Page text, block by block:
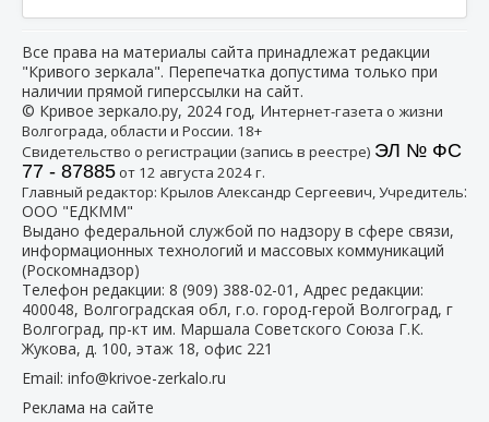
Все права на материалы сайта принадлежат редакции
"Кривого зеркала". Перепечатка допустима только при
наличии прямой гиперссылки на сайт.
© Кривое зеркало.ру, 2024 год, Интернет-газета о жизни
Волгограда, области и России. 18+
Свидетельство о регистрации (запись в реестре) ЭЛ № ФС
77 - 87885от 12 августа 2024 г.
Главный редактор: Крылов Александр Сергеевич, Учредитель:
ООО "ЕДКММ"
Выдано федеральной службой по надзору в сфере связи,
информационных технологий и массовых коммуникаций
(Роскомнадзор)
Телефон редакции: 8 (909) 388-02-01 , Адрес редакции:
400048, Волгоградская обл, г.о. город-герой Волгоград, г
Волгоград, пр-кт им. Маршала Советского Союза Г.К.
Жукова, д. 100, этаж 18, офис 221
Email: info@krivoe-zerkalo.ru
Реклама на сайте